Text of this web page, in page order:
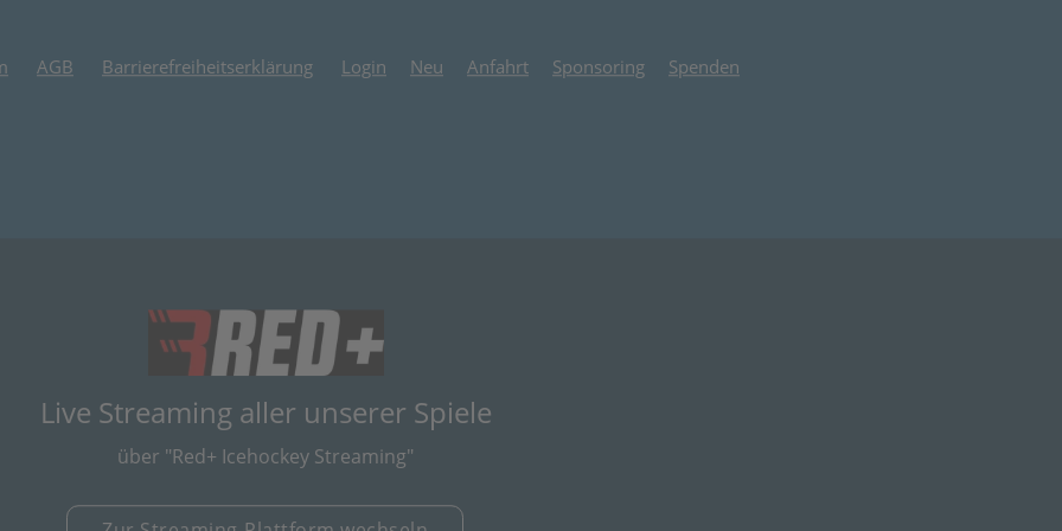
AGB Barrierefreiheitserklärung Login Neu Anfahrt Sponsoring Spenden
Live Streaming aller unserer Spiele
über "Red+ Icehockey Streaming"